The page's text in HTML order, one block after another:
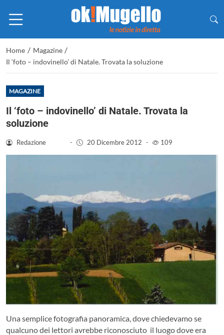
Home / Magazine /
Il ‘foto – indovinello’ di Natale. Trovata la soluzione
MAGAZINE
Il ‘foto – indovinello’ di Natale. Trovata la
soluzione
Redazione - 20 Dicembre 2012 - 109
Una semplice fotografia panoramica, dove chiedevamo se
qualcuno dei lettori avrebbe riconosciuto il luogo dove era